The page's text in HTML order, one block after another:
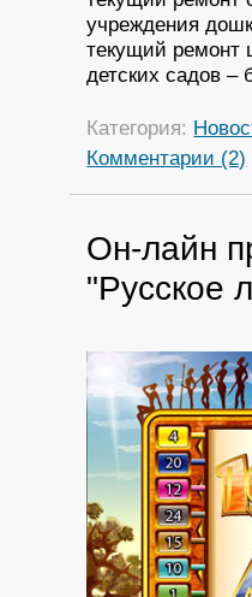
учреждения
текущий ремонт
детских садов –
Категория:
Комментарии (2)
Он-лайн
"Русское